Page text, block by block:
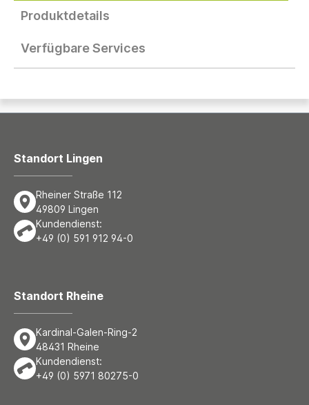
Produktdetails
Verfügbare Services
Standort Lingen
Rheiner Straße 112
49809 Lingen
Kundendienst:
+49 (0) 591 912 94-0
Standort Rheine
Kardinal-Galen-Ring-2
48431 Rheine
Kundendienst:
+49 (0) 5971 80275-0